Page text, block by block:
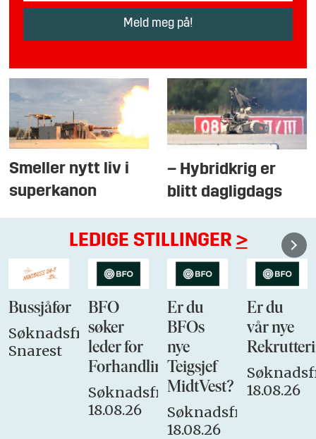
Smeller nytt liv i
superkanon
– Hybridkrig er
blitt dagligdags
LEDIGE STILLINGER >
Bussjåfør
Søknadsfrist:
Snarest
BFO
søker
leder for
Forhandlingsutvalget
Søknadsfrist:
18.08.26
Er du
BFOs
nye
Teigsjef
MidtVest?
Søknadsfrist:
18.08.26
Er du
vår nye
18.08.26